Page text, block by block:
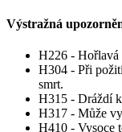
Výstražná
H226 - Hořlavá
H304 - Při
smrt.
H315 - Dráždí
H317 - Může
H410 - Vysoce